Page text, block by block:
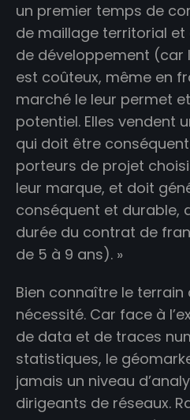
un premier temps de
de maillage territorial
de développement (car
est coûteux, même en
marché le leur permet
potentiel. Elles vendent
qui doit être
porteurs de projet
leur marque, et doit
conséquent et durable,
durée du contrat de
de 5 à 9 ans). »
Bien connaître le terrain
nécessité. Car face à
de data et de traces
statistiques, le
jamais un niveau
dirigeants de réseaux.